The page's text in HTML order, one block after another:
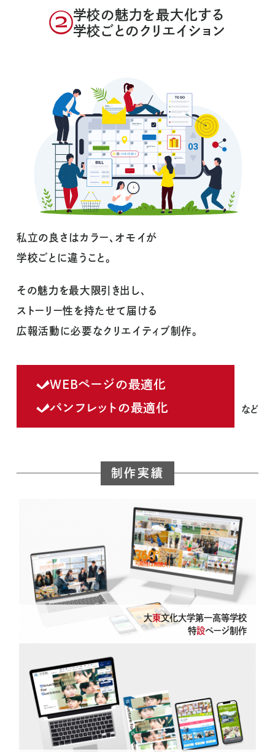
Implementation
学校の魅力を最大化する
学校ごとのクリエイション
私立の良さはカラー、オモイが
学校ごとに違うこと。
その魅力を最大限引き出し、
ストーリー性を持たせて届ける
広報活動に必要なクリエイティブ制作。
WEBページの最適化
パンフレットの最適化
など
制作実績
大東文化大学第一高等学校
特設ページ制作